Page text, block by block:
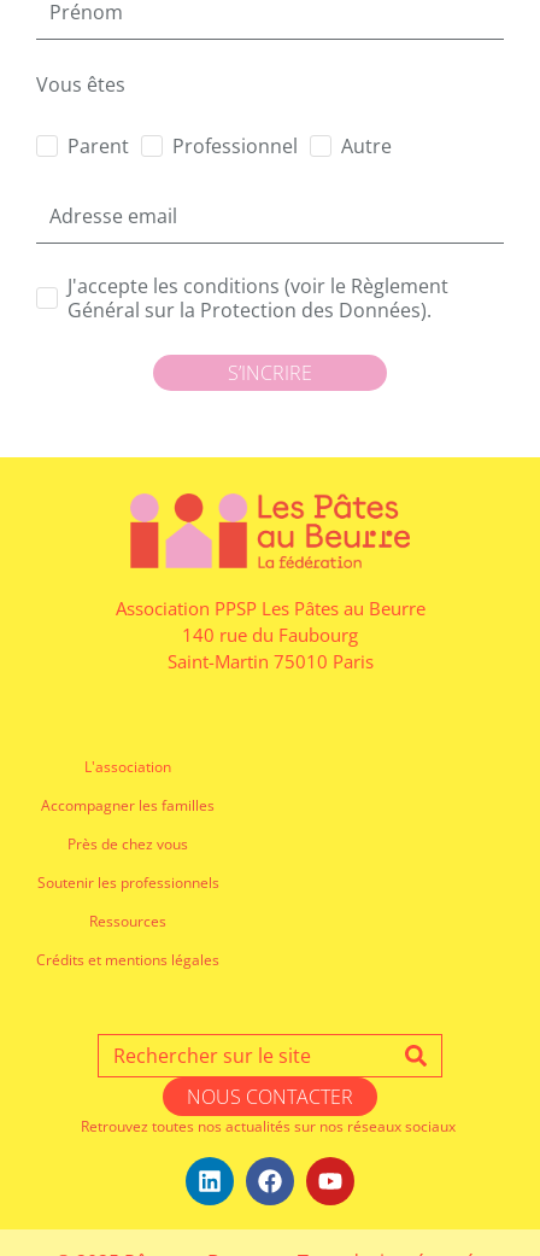
Vous êtes
Parent Professionnel Autre
J'accepte les conditions (voir le Règlement
Général sur la Protection des Données).
S’INCRIRE
Association PPSP Les Pâtes au Beurre
140 rue du Faubourg
Saint-Martin 75010 Paris
L'association
Accompagner les familles
Près de chez vous
Soutenir les professionnels
Ressources
Crédits et mentions légales
NOUS CONTACTER
Retrouvez toutes nos actualités sur nos réseaux sociaux